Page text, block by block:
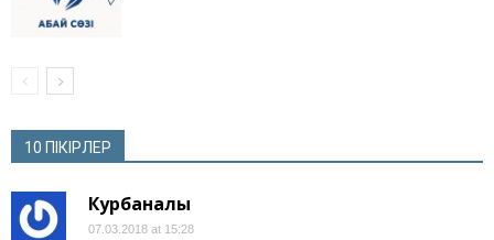
10 ПІКІРЛЕР
Курбаналы
07.03.2018 at 15:28